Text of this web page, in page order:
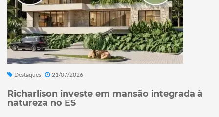
Destaques 21/07/2026
Richarlison investe em mansão integrada à
natureza no ES